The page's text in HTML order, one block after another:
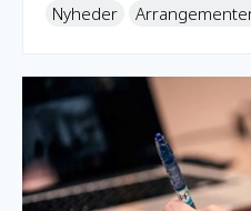
største folkemøder:
Klimafolkemødet.
Nyheder
Fra idé til undervisning,